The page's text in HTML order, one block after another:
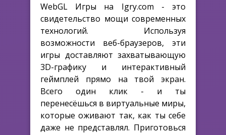
WebGL Игры на Igry.com - это
свидетельство мощи современных
технологий. Используя
возможности веб-браузеров, эти
игры доставляют захватывающую
3D-графику и интерактивный
геймплей прямо на твой экран.
Всего один клик - и ты
перенесёшься в виртуальные миры,
которые оживают так, как ты себе
даже не представлял. Приготовься